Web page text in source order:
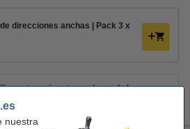
nuestra
direcciones anchas | Pack 3 x
estas etiquetas en lugar de las